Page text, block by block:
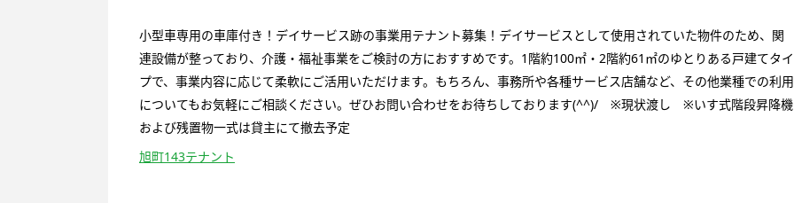
小型車専用の車庫付き！デイサービス跡の事業用テナント募集！デイサービスとして使用されていた物件のため、関
連設備が整っており、介護・福祉事業をご検討の方におすすめです。1階約100㎡・2階約61㎡のゆとりある戸建てタイ
プで、事業内容に応じて柔軟にご活用いただけます。もちろん、事務所や各種サービス店舗など、その他業種での利用
についてもお気軽にご相談ください。ぜひお問い合わせをお待ちしております(^^)/ ※現状渡し ※いす式階段昇降機
および残置物一式は貸主にて撤去予定
旭町143テナント